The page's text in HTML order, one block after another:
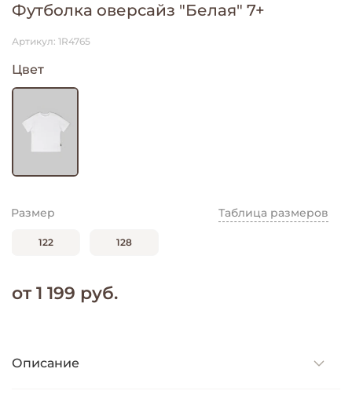
Футболка оверсайз "Белая" 7+
Артикул: 1R4765
Цвет
Таблица размеров
Размер
122 128
от 1 199 руб.
Описание